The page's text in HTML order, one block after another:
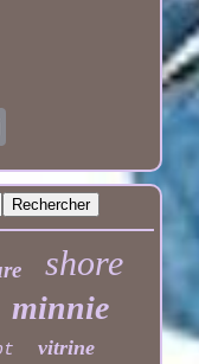
shore
minnie
vitrine